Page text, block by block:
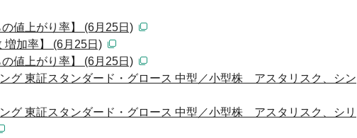
値上がり率】 (6月25日)
増加率】 (6月25日)
値上がり率】 (6月25日)
グ 東証スタンダード・グロース 中型／小型株 アスタリスク、シン
グ 東証スタンダード・グロース 中型／小型株 アスタリスク、シリ